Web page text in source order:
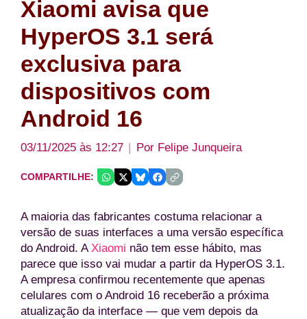
Xiaomi avisa que
HyperOS 3.1 será
exclusiva para
dispositivos com
Android 16
03/11/2025 às 12:27 Por Felipe Junqueira
COMPARTILHE:
A maioria das fabricantes costuma relacionar a
versão de suas interfaces a uma versão específica
do Android. AXiaomi não tem esse hábito, mas
parece que isso vai mudar a partir da HyperOS 3.1.
A empresa confirmou recentemente que apenas
celulares com o Android 16 receberão a próxima
atualização da interface — que vem depois da